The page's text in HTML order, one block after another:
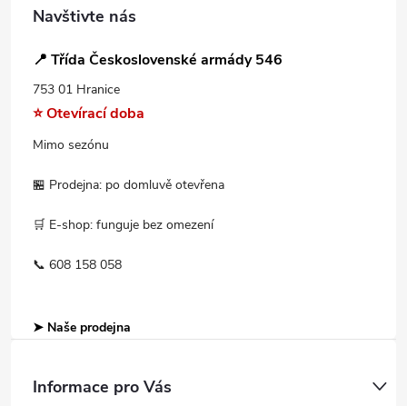
Navštivte nás
📍 Třída Československé armády 546
753 01 Hranice
⭐ Otevírací doba
Mimo sezónu
🏪 Prodejna: po domluvě otevřena
🛒 E-shop: funguje bez omezení
📞 608 158 058
➤ Naše prodejna
Informace pro Vás